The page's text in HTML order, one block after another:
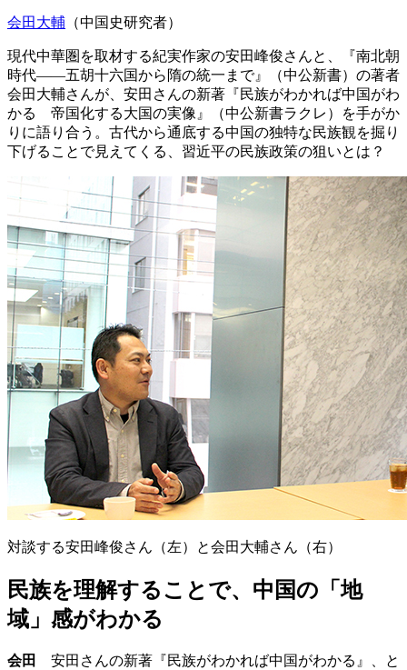
会田大輔 （中国史研究者）
現代中華圏を取材する紀実作家の安田峰俊さんと、『南北朝
時代――五胡十六国から隋の統一まで』（中公新書）の著者
会田大輔さんが、安田さんの新著『民族がわかれば中国がわ
かる 帝国化する大国の実像』（中公新書ラクレ）を手がか
りに語り合う。古代から通底する中国の独特な民族観を掘り
下げることで見えてくる、習近平の民族政策の狙いとは？
対談する安田峰俊さん（左）と会田大輔さん（右）
民族を理解することで、中国の「地
域」感がわかる
会田
安田さんの新著『民族がわかれば中国がわかる』、と